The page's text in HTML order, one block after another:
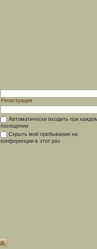
Регистрация
Автоматически входить при
посещении
Скрыть моё пребывание на
конференции в этот раз